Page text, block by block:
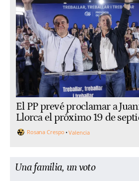
El PP prevé proclamar a
Llorca el próximo 19 de
Rosana Crespo Valencia
Una familia, un voto